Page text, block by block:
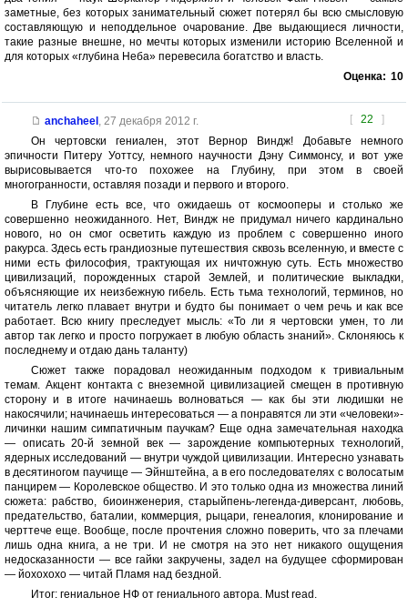
заметные, без которых занимательный сюжет потерял бы всю смысловую
составляющую и неподдельное очарование. Две выдающиеся личности,
такие разные внешне, но мечты которых изменили историю Вселенной и
для которых «глубина Неба» перевесила богатство и власть.
Оценка: 10
[ 22 ]
anchaheel , 27 декабря 2012 г.
Он чертовски гениален, этот Вернор Виндж! Добавьте немного
эпичности Питеру Уоттсу, немного научности Дэну Симмонсу, и вот уже
вырисовывается что-то похожее на Глубину, при этом в своей
многогранности, оставляя позади и первого и второго.
В Глубине есть все, что ожидаешь от космооперы и столько же
совершенно неожиданного. Нет, Виндж не придумал ничего кардинально
нового, но он смог осветить каждую из проблем с совершенно иного
ракурса. Здесь есть грандиозные путешествия сквозь вселенную, и вместе с
ними есть философия, трактующая их ничтожную суть. Есть множество
цивилизаций, порожденных старой Землей, и политические выкладки,
объясняющие их неизбежную гибель. Есть тьма технологий, терминов, но
читатель легко плавает внутри и будто бы понимает о чем речь и как все
работает. Всю книгу преследует мысль: «То ли я чертовски умен, то ли
автор так легко и просто погружает в любую область знаний». Склоняюсь к
последнему и отдаю дань таланту)
Сюжет также порадовал неожиданным подходом к тривиальным
темам. Акцент контакта с внеземной цивилизацией смещен в противную
сторону и в итоге начинаешь волноваться — как бы эти людишки не
накосячили; начинаешь интересоваться — а понравятся ли эти «человеки»-
личинки нашим симпатичным паучкам? Еще одна замечательная находка
— описать 20-й земной век — зарождение компьютерных технологий,
ядерных исследований — внутри чуждой цивилизации. Интересно узнавать
в десятиногом паучище — Эйнштейна, а в его последователях с волосатым
панцирем — Королевское общество. И это только одна из множества линий
сюжета: рабство, биоинженерия, старыйпень-легенда-диверсант, любовь,
предательство, баталии, коммерция, рыцари, генеалогия, клонирование и
черттече еще. Вообще, после прочтения сложно поверить, что за плечами
лишь одна книга, а не три. И не смотря на это нет никакого ощущения
недосказанности — все гайки закручены, задел на будущее сформирован
— йохохохо — читай Пламя над бездной.
Итог: гениальное НФ от гениального автора. Must read.